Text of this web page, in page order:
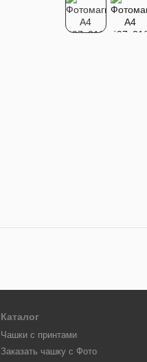
Каталог
Чашки с принтами
Заказать чашку с Фото